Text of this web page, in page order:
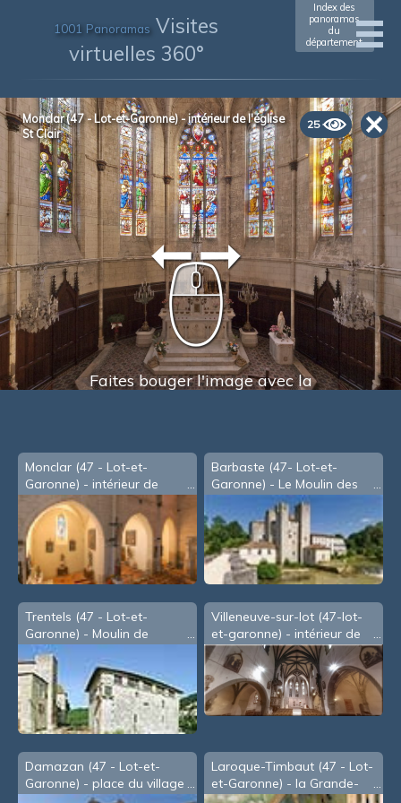
1001 Panoramas Visites
virtuelles 360°
Index des
panoramas
du
département
25
Monclar (47 - Lot-et-Garonne) - intérieur de l'église
St Clair
Faites bouger l'image avec la
Monclar (47 - Lot-et-
Garonne) - intérieur de
l'église St Clair
Barbaste (47- Lot-et-
Garonne) - Le Moulin des
Trentels (47 - Lot-et-
Garonne) - Moulin de
Lustrac
Villeneuve-sur-lot (47-lot-
et-garonne) - intérieur de
l'église St-Etienne (2003)
Damazan (47 - Lot-et-
Garonne) - place du village
Laroque-Timbaut (47 - Lot-
et-Garonne) - la Grande-